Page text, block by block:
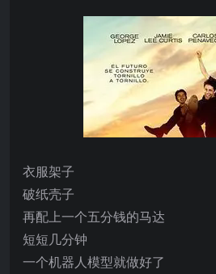
衣服架子
破纸壳子
再配上一个五分钱的马达
短短几分钟
一个机器人模型就做好了